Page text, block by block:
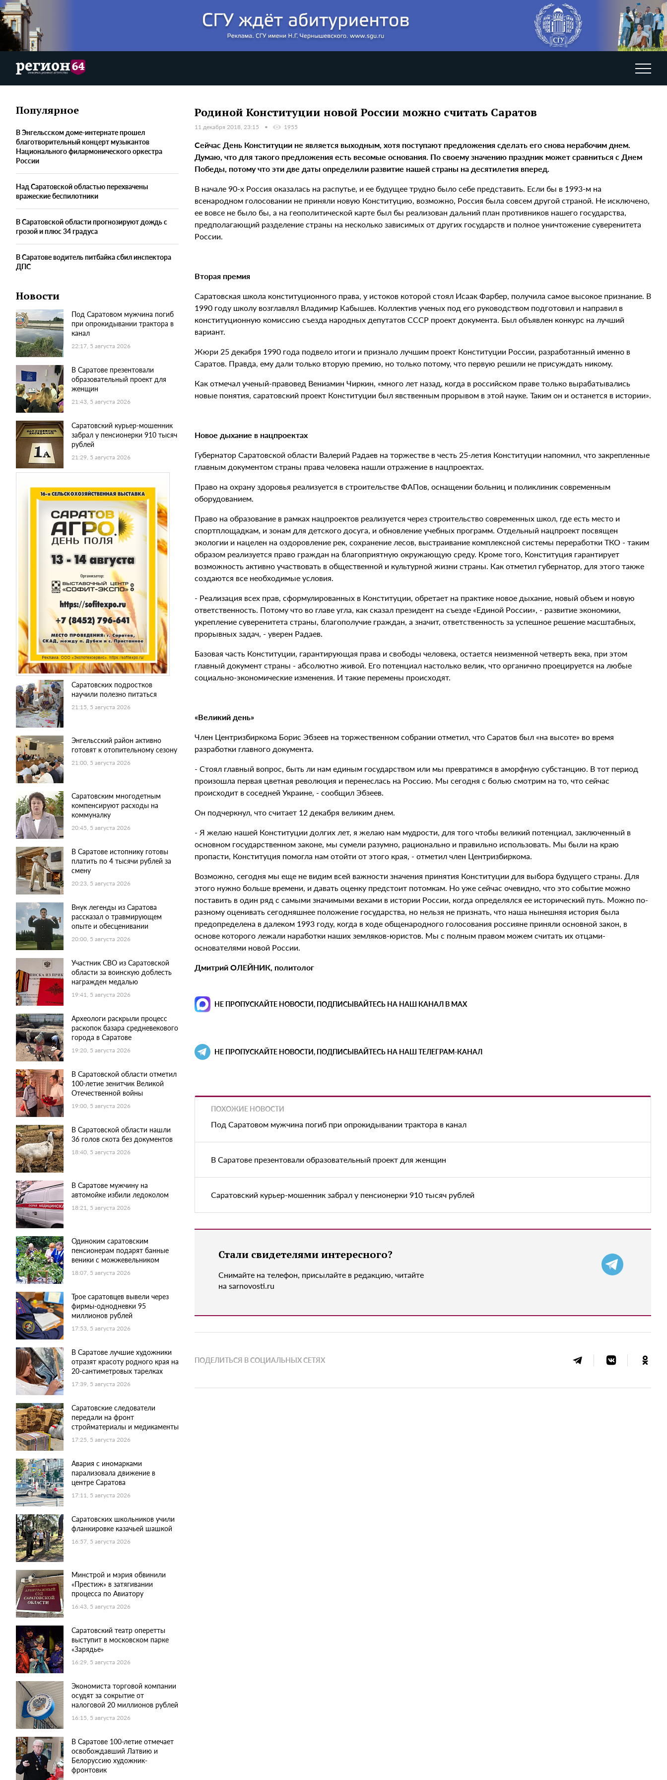
Популярное
В Энгельсском доме-интернате прошел
благотворительный концерт музыкантов
Национального филармонического оркестра
России
Над Саратовской областью перехвачены
вражеские беспилотники
В Саратовской области прогнозируют дождь с
грозой и плюс 34 градуса
В Саратове водитель питбайка сбил инспектора
ДПС
Новости
Под Саратовом мужчина погиб
при опрокидывании трактора в
канал
22:17, 5 августа 2026
В Саратове презентовали
образовательный проект для
женщин
21:43, 5 августа 2026
Саратовский курьер-мошенник
забрал у пенсионерки 910 тысяч
рублей
21:29, 5 августа 2026
Саратовских подростков
научили полезно питаться
21:15, 5 августа 2026
Энгельсский район активно
готовят к отопительному сезону
21:00, 5 августа 2026
Саратовским многодетным
компенсируют расходы на
коммуналку
20:45, 5 августа 2026
В Саратове истопнику готовы
платить по 4 тысячи рублей за
смену
20:23, 5 августа 2026
Внук легенды из Саратова
рассказал о травмирующем
опыте и обесценивании
20:00, 5 августа 2026
Участник СВО из Саратовской
области за воинскую доблесть
награжден медалью
19:41, 5 августа 2026
Археологи раскрыли процесс
раскопок базара средневекового
города в Саратове
19:20, 5 августа 2026
В Саратовской области отметил
100-летие зенитчик Великой
Отечественной войны
19:00, 5 августа 2026
В Саратовской области нашли
36 голов скота без документов
18:40, 5 августа 2026
В Саратове мужчину на
автомойке избили ледоколом
18:21, 5 августа 2026
Одиноким саратовским
пенсионерам подарят банные
веники с можжевельником
18:07, 5 августа 2026
Трое саратовцев вывели через
фирмы-однодневки 95
миллионов рублей
17:53, 5 августа 2026
В Саратове лучшие художники
отразят красоту родного края на
20-сантиметровых тарелках
17:39, 5 августа 2026
Саратовские следователи
передали на фронт
стройматериалы и медикаменты
17:25, 5 августа 2026
Авария с иномарками
парализовала движение в
центре Саратова
17:11, 5 августа 2026
Саратовских школьников учили
фланкировке казачьей шашкой
16:57, 5 августа 2026
Минстрой и мэрия обвинили
«Престиж» в затягивании
процесса по Авиатору
16:43, 5 августа 2026
Саратовский театр оперетты
выступит в московском парке
«Зарядье»
16:29, 5 августа 2026
Экономиста торговой компании
осудят за сокрытие от
налоговой 20 миллионов рублей
16:15, 5 августа 2026
В Саратове 100-летие отмечает
освобождавший Латвию и
Белоруссию художник-
фронтовик
Родиной Конституции новой России можно считать Саратов
11 декабря 2018, 23:15 1955
Сейчас День Конституции не является выходным, хотя поступают предложения сделать его снова нерабочим днем.
Думаю, что для такого предложения есть весомые основания. По своему значению праздник может сравниться с Днем
Победы, потому что эти две даты определили развитие нашей страны на десятилетия вперед.
В начале 90-х Россия оказалась на распутье, и ее будущее трудно было себе представить. Если бы в 1993-м на
всенародном голосовании не приняли новую Конституцию, возможно, Россия была совсем другой страной. Не исключено,
ее вовсе не было бы, а на геополитической карте был бы реализован дальний план противников нашего государства,
предполагающий разделение страны на несколько зависимых от других государств и полное уничтожение суверенитета
России.
Вторая премия
Саратовская школа конституционного права, у истоков которой стоял Исаак Фарбер, получила самое высокое признание. В
1990 году школу возглавлял Владимир Кабышев. Коллектив ученых под его руководством подготовил и направил в
конституционную комиссию съезда народных депутатов СССР проект документа. Был объявлен конкурс на лучший
вариант.
Жюри 25 декабря 1990 года подвело итоги и признало лучшим проект Конституции России, разработанный именно в
Саратов. Правда, ему дали только вторую премию, но только потому, что первую решили не присуждать никому.
Как отмечал ученый-правовед Вениамин Чиркин, «много лет назад, когда в российском праве только вырабатывались
новые понятия, саратовский проект Конституции был явственным прорывом в этой науке. Таким он и останется в истории».
Новое дыхание в нацпроектах
Губернатор Саратовской области Валерий Радаев на торжестве в честь 25-летия Конституции напомнил, что закрепленные
главным документом страны права человека нашли отражение в нацпроектах.
Право на охрану здоровья реализуется в строительстве ФАПов, оснащении больниц и поликлиник современным
оборудованием.
Право на образование в рамках нацпроектов реализуется через строительство современных школ, где есть место и
спортплощадкам, и зонам для детского досуга, и обновление учебных программ. Отдельный нацпроект посвящен
экологии и нацелен на оздоровление рек, сохранение лесов, выстраивание комплексной системы переработки ТКО - таким
образом реализуется право граждан на благоприятную окружающую среду. Кроме того, Конституция гарантирует
возможность активно участвовать в общественной и культурной жизни страны. Как отметил губернатор, для этого также
создаются все необходимые условия.
- Реализация всех прав, сформулированных в Конституции, обретает на практике новое дыхание, новый объем и новую
ответственность. Потому что во главе угла, как сказал президент на съезде «Единой России», - развитие экономики,
укрепление суверенитета страны, благополучие граждан, а значит, ответственность за успешное решение масштабных,
прорывных задач, - уверен Радаев.
Базовая часть Конституции, гарантирующая права и свободы человека, остается неизменной четверть века, при этом
главный документ страны - абсолютно живой. Его потенциал настолько велик, что органично проецируется на любые
социально-экономические изменения. И такие перемены происходят.
«Великий день»
Член Центризбиркома Борис Эбзеев на торжественном собрании отметил, что Саратов был «на высоте» во время
разработки главного документа.
- Стоял главный вопрос, быть ли нам единым государством или мы превратимся в аморфную субстанцию. В тот период
произошла первая цветная революция и перенеслась на Россию. Мы сегодня с болью смотрим на то, что сейчас
происходит в соседней Украине, - сообщил Эбзеев.
Он подчеркнул, что считает 12 декабря великим днем.
- Я желаю нашей Конституции долгих лет, я желаю нам мудрости, для того чтобы великий потенциал, заключенный в
основном государственном законе, мы сумели разумно, рационально и правильно использовать. Мы были на краю
пропасти, Конституция помогла нам отойти от этого края, - отметил член Центризбиркома.
Возможно, сегодня мы еще не видим всей важности значения принятия Конституции для выбора будущего страны. Для
этого нужно больше времени, и давать оценку предстоит потомкам. Но уже сейчас очевидно, что это событие можно
поставить в один ряд с самыми значимыми вехами в истории России, когда определялся ее исторический путь. Можно по-
разному оценивать сегодняшнее положение государства, но нельзя не признать, что наша нынешняя история была
предопределена в далеком 1993 году, когда в ходе общенародного голосования россияне приняли основной закон, в
основе которого лежали наработки наших земляков-юристов. Мы с полным правом можем считать их отцами-
основателями новой России.
Дмитрий ОЛЕЙНИК, политолог
НЕ ПРОПУСКАЙТЕ НОВОСТИ, ПОДПИСЫВАЙТЕСЬ НА НАШ КАНАЛ В MAX
НЕ ПРОПУСКАЙТЕ НОВОСТИ, ПОДПИСЫВАЙТЕСЬ НА НАШ ТЕЛЕГРАМ-КАНАЛ
ПОХОЖИЕ НОВОСТИ
Под Саратовом мужчина погиб при опрокидывании трактора в канал
В Саратове презентовали образовательный проект для женщин
Саратовский курьер-мошенник забрал у пенсионерки 910 тысяч рублей
Стали свидетелями интересного?
Снимайте на телефон, присылайте в редакцию, читайте
на sarnovosti.ru
ПОДЕЛИТЬСЯ В СОЦИАЛЬНЫХ СЕТЯХ